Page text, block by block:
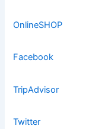
OnlineSHOP
Facebook
TripAdvisor
Twitter